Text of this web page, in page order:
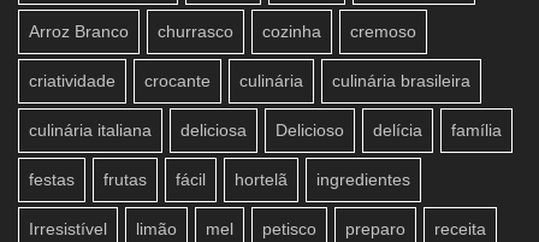
Arroz Branco churrasco cozinha cremoso
criatividade crocante culinária culinária brasileira
culinária italiana deliciosa Delicioso delícia família
festas frutas fácil hortelã ingredientes
Irresistível limão mel petisco preparo receita